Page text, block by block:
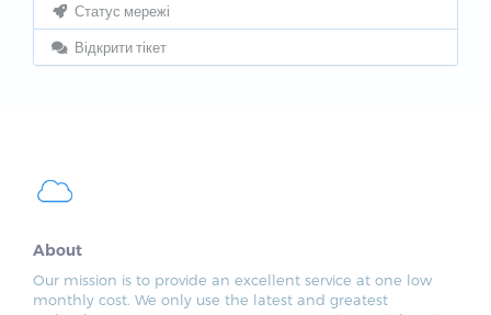
Статус мережі
Відкрити тікет
About
Our mission is to provide an excellent service at one low
monthly cost. We only use the latest and greatest